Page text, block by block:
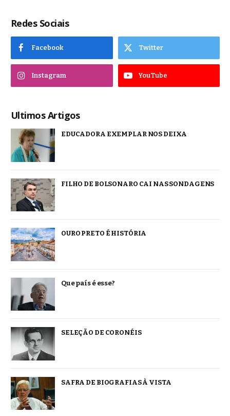
Redes Sociais
Facebook Twitter
Instagram YouTube
Ultimos Artigos
EDUCADORA EXEMPLAR NOS DEIXA
FILHO DE BOLSONARO CAI NAS SONDAGENS
OURO PRETO É HISTÓRIA
Que país é esse?
SELEÇÃO DE CORONÉIS
SAFRA DE BIOGRAFIAS À VISTA